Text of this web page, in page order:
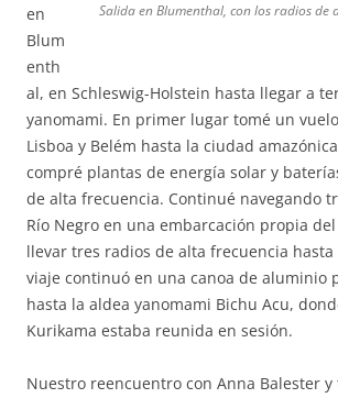
Salida en Blumenthal, con los radios de
en
Blum
enth
al, en Schleswig-Holstein hasta llegar a
yanomami. En primer lugar tomé un
Lisboa y Belém hasta la ciudad
compré plantas de energía solar y
de alta frecuencia. Continué navegando
Río Negro en una embarcación propia
llevar tres radios de alta frecuencia hasta
viaje continuó en una canoa de aluminio
hasta la aldea yanomami Bichu Acu,
Kurikama estaba reunida en sesión.
Nuestro reencuentro con Anna Balester y